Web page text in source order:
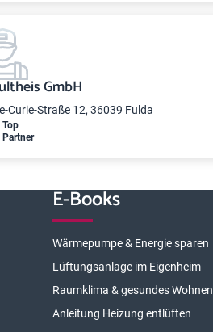
GmbH
Curie-Straße 12, 36039 Fulda
Top
Partner
E-Books
Wärmepumpe & Energie sparen
Lüftungsanlage im Eigenheim
Raumklima & gesundes Wohnen
Anleitung Heizung entlüften